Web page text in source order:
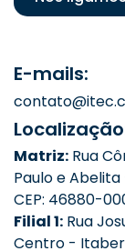
E-mails:
Matriz: Rua
Paulo e
CEP: 46880-
Filial 1: Rua
Centro -